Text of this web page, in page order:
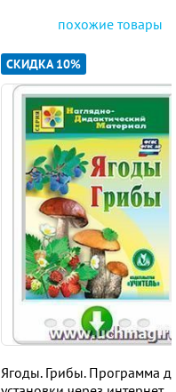
похожие товары
СКИДКА 10%
Ягоды. Грибы. Программа